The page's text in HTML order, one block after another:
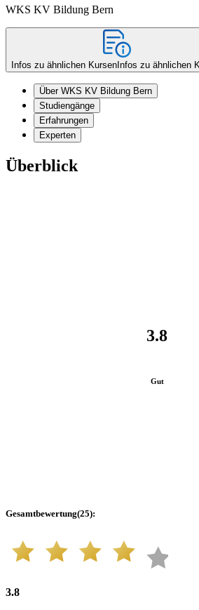
WKS KV Bildung Bern
Infos zu ähnlichen Kursen Infos zu ähnlichen
Über WKS KV Bildung Bern
Studiengänge
Erfahrungen
Experten
Überblick
3.8
Gut
Gesamtbewertung(25):
3.8